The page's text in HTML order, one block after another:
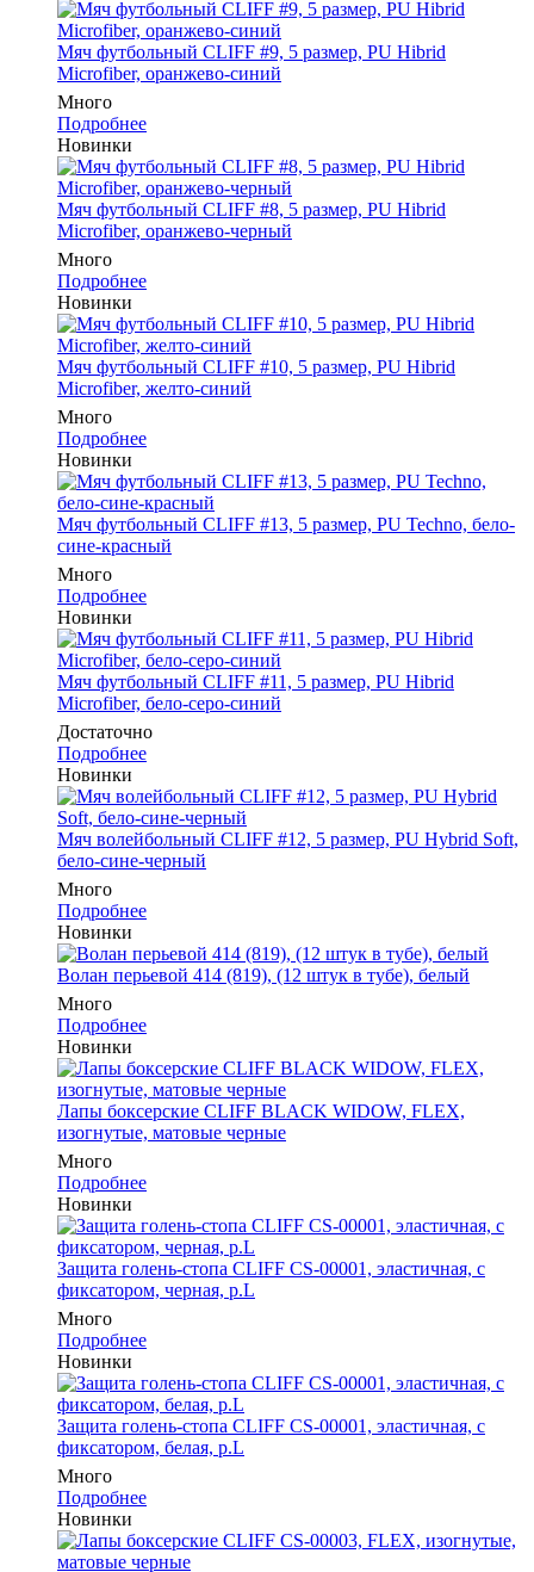
Мяч футбольный CLIFF #9, 5 размер, PU Hibrid
Microfiber, оранжево-синий
Много
Подробнее
Новинки
Мяч футбольный CLIFF #8, 5 размер, PU Hibrid
Microfiber, оранжево-черный
Много
Подробнее
Новинки
Мяч футбольный CLIFF #10, 5 размер, PU Hibrid
Microfiber, желто-синий
Много
Подробнее
Новинки
Мяч футбольный CLIFF #13, 5 размер, PU Techno, бело-
сине-красный
Много
Подробнее
Новинки
Мяч футбольный CLIFF #11, 5 размер, PU Hibrid
Microfiber, бело-серо-синий
Достаточно
Подробнее
Новинки
Мяч волейбольный CLIFF #12, 5 размер, PU Hybrid Soft,
бело-сине-черный
Много
Подробнее
Новинки
Волан перьевой 414 (819), (12 штук в тубе), белый
Много
Подробнее
Новинки
Лапы боксерские CLIFF BLACK WIDOW, FLEX,
изогнутые, матовые черные
Много
Подробнее
Новинки
Защита голень-стопа CLIFF CS-00001, эластичная, с
фиксатором, черная, р.L
Много
Подробнее
Новинки
Защита голень-стопа CLIFF CS-00001, эластичная, с
фиксатором, белая, р.L
Много
Подробнее
Новинки